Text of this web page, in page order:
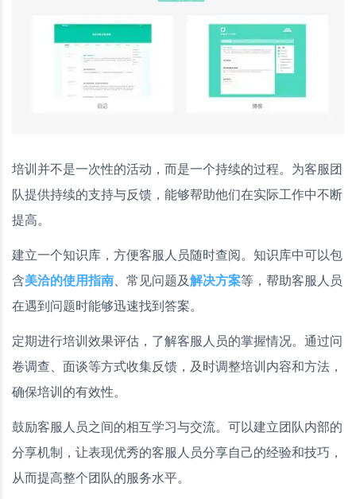
培训并不是一次性的活动，而是一个持续的过程。为客服团
队提供持续的支持与反馈，能够帮助他们在实际工作中不断
提高。
建立一个知识库，方便客服人员随时查阅。知识库中可以包
含美洽的使用指南、常见问题及解决方案等，帮助客服人员
在遇到问题时能够迅速找到答案。
定期进行培训效果评估，了解客服人员的掌握情况。通过问
卷调查、面谈等方式收集反馈，及时调整培训内容和方法，
确保培训的有效性。
鼓励客服人员之间的相互学习与交流。可以建立团队内部的
分享机制，让表现优秀的客服人员分享自己的经验和技巧，
从而提高整个团队的服务水平。